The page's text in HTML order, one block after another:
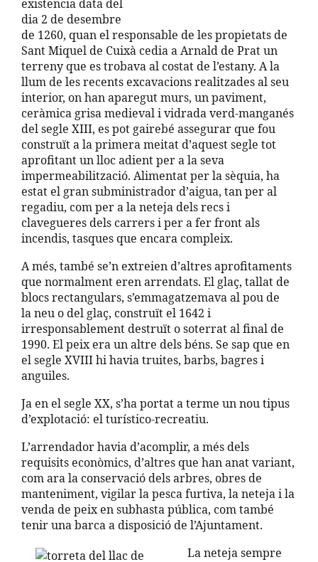
existencia data del
dia 2 de desembre
de 1260, quan el responsable de les propietats de
Sant Miquel de Cuixà cedia a Arnald de Prat un
terreny que es trobava al costat de l’estany. A la
llum de les recents excavacions realitzades al seu
interior, on han aparegut murs, un paviment,
ceràmica grisa medieval i vidrada verd-manganés
del segle XIII, es pot gairebé assegurar que fou
construït a la primera meitat d’aquest segle tot
aprofitant un lloc adient per a la seva
impermeabilització. Alimentat per la sèquia, ha
estat el gran subministrador d’aigua, tan per al
regadiu, com per a la neteja dels recs i
clavegueres dels carrers i per a fer front als
incendis, tasques que encara compleix.
A més, també se’n extreien d’altres aprofitaments
que normalment eren arrendats. El glaç, tallat de
blocs rectangulars, s’emmagatzemava al pou de
la neu o del glaç, construït el 1642 i
irresponsablement destruït o soterrat al final de
1990. El peix era un altre dels béns. Se sap que en
el segle XVIII hi havia truites, barbs, bagres i
anguiles.
Ja en el segle XX, s’ha portat a terme un nou tipus
d’explotació: el turístico-recreatiu.
L’arrendador havia d’acomplir, a més dels
requisits econòmics, d’altres que han anat variant,
com ara la conservació dels arbres, obres de
manteniment, vigilar la pesca furtiva, la neteja i la
venda de peix en subhasta pública, com també
tenir una barca a disposició de l’Ajuntament.
La neteja sempre